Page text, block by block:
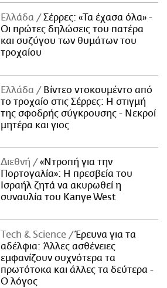
Ελλάδα
Σέρρες: «Τα έχασα όλα» -
Οι πρώτες δηλώσεις του πατέρα
και συζύγου των θυμάτων του
τροχαίου
Ελλάδα
Βίντεο ντοκουμέντο από
το τροχαίο στις Σέρρες: Η στιγμή
της σφοδρής σύγκρουσης - Νεκροί
μητέρα και γιος
Διεθνή
«Ντροπή για την
Πορτογαλία»: Η πρεσβεία του
Ισραήλ ζητά να ακυρωθεί η
συναυλία του Kanye West
Τech & Science
Έρευνα για τα
αδέλφια: Άλλες ασθένειες
εμφανίζουν συχνότερα τα
πρωτότοκα και άλλες τα δεύτερα -
Ο λόγος